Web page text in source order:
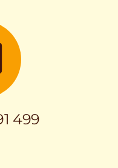
499